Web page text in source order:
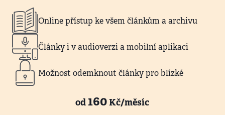
Online přístup ke všem článkům a archivu
Články i v audioverzi a mobilní aplikaci
Možnost odemknout články pro blízké
od160Kč/měsíc